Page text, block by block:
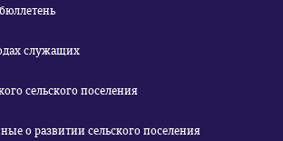
служащих
сельского поселения
о развитии сельского поселения